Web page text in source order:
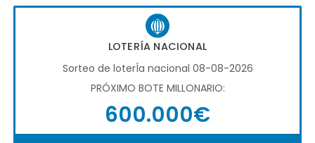
LOTERÍA NACIONAL
Sorteo de loterÍa nacional 08-08-2026
PRÓXIMO BOTE MILLONARIO:
600.000€